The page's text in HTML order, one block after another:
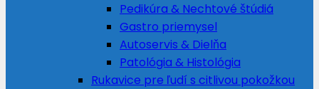
Pedikúra & Nechtové štúdiá
Gastro priemysel
Autoservis & Dielňa
Patológia & Histológia
Rukavice pre ľudí s citlivou pokožkou